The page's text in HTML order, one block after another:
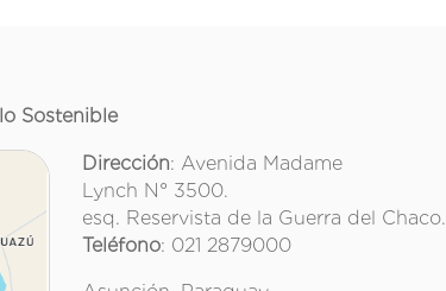
Sostenible
Dirección: Avenida Madame
Lynch N° 3500.
esq. Reservista de la Guerra del Chaco.
Teléfono: 021 2879000